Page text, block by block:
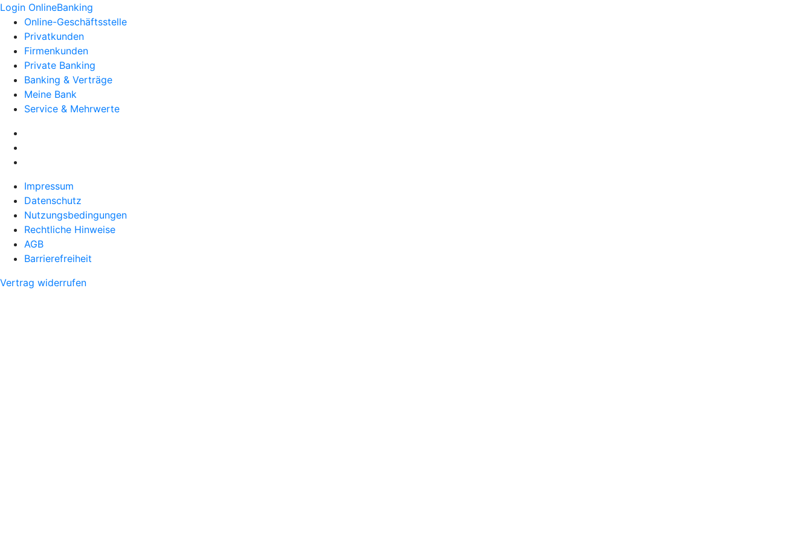
Login OnlineBanking
Online-Geschäftsstelle
Privatkunden
Firmenkunden
Private Banking
Banking & Verträge
Meine Bank
Service & Mehrwerte
Impressum
Datenschutz
Nutzungsbedingungen
Rechtliche Hinweise
AGB
Barrierefreiheit
Vertrag widerrufen